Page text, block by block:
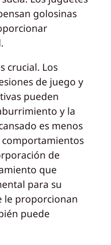
golosinas
crucial. Los
de juego y
pueden
y la
es menos
de
que
para su
le proporcionan
puede